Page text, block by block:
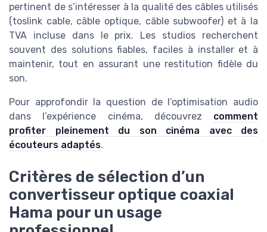
pertinent de s’intéresser à la qualité des câbles utilisés
(toslink cable, câble optique, câble subwoofer) et à la
TVA incluse dans le prix. Les studios recherchent
souvent des solutions fiables, faciles à installer et à
maintenir, tout en assurant une restitution fidèle du
son.
Pour approfondir la question de l’optimisation audio
dans l’expérience cinéma, découvrez comment
profiter pleinement du son cinéma avec des
écouteurs adaptés.
Critères de sélection d’un
convertisseur optique coaxial
Hama pour un usage